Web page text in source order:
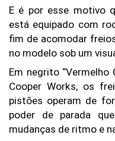
E é por esse motivo
está equipado com
fim de acomodar
no modelo sob um
Em negrito
Cooper Works, os
pistões operam de
poder de parada
mudanças de ritmo e